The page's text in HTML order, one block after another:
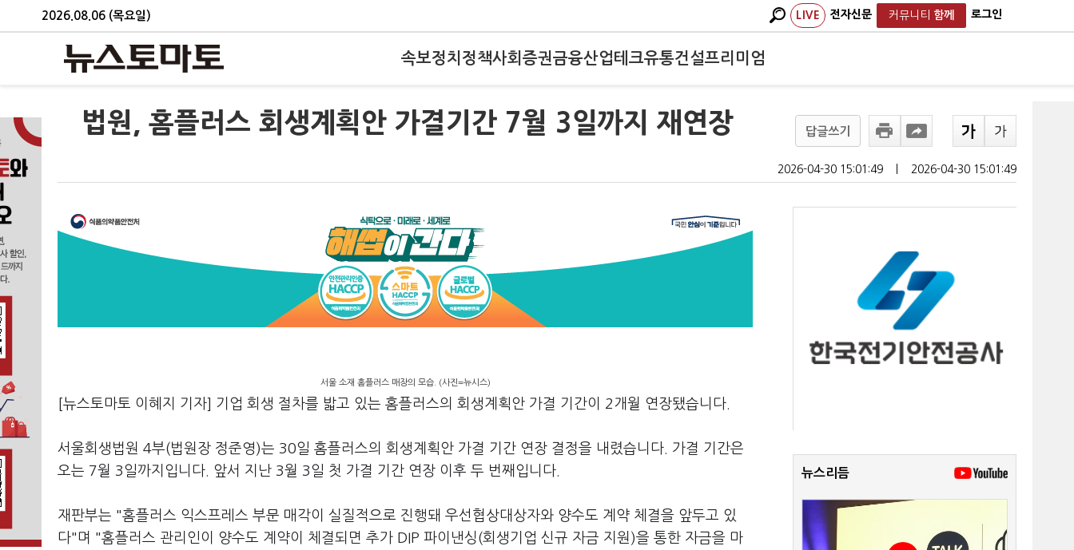
2026.08.06 (목요일) LIVE 전자신문 커뮤니티 함께 로그인
속보정치 정책사회 증권금융산업테크유통건설프리미엄
법원, 홈플러스 회생계획안 가결기간 7월 3일까지 재연장 답글쓰기
2026-04-30 15:01:49 2026-04-30 15:01:49
서울 소재 홈플러스 매장의 모습. (사진=뉴시스)
[뉴스토마토 이혜지 기자] 기업 회생 절차를 밟고 있는 홈플러스의 회생계획안 가결 기간이 2개월 연장됐습니다.
서울회생법원 4부(법원장 정준영)는 30일 홈플러스의 회생계획안 가결 기간 연장 결정을 내렸습니다. 가결 기간은
오는 7월 3일까지입니다. 앞서 지난 3월 3일 첫 가결 기간 연장 이후 두 번째입니다.
재판부는 "홈플러스 익스프레스 부문 매각이 실질적으로 진행돼 우선협상대상자와 양수도 계약 체결을 앞두고 있
다"며 "홈플러스 관리인이 양수도 계약이 체결되면 추가 DIP 파이낸싱(회생기업 신규 자금 지원)을 통한 자금을 마
뉴스리듬